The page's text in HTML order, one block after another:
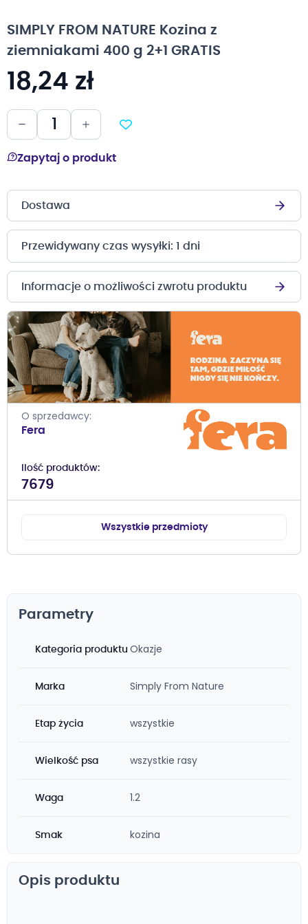
galerii
SIMPLY FROM NATURE Kozina z
ziemniakami 400 g 2+1 GRATIS
18,24 zł
Zapytaj o produkt
Dostawa
Przewidywany czas wysyłki: 1 dni
Informacje o możliwości zwrotu produktu
O sprzedawcy
Fera
Ilość produktów
7679
Wszystkie przedmioty
Parametry
Kategoria produktu Okazje
Marka Simply From Nature
Etap życia wszystkie
Wielkość psa wszystkie rasy
Waga 1.2
Smak kozina
Opis produktu